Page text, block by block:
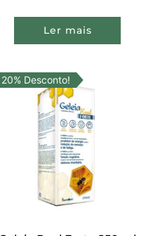
Ler mais
20% Desconto!